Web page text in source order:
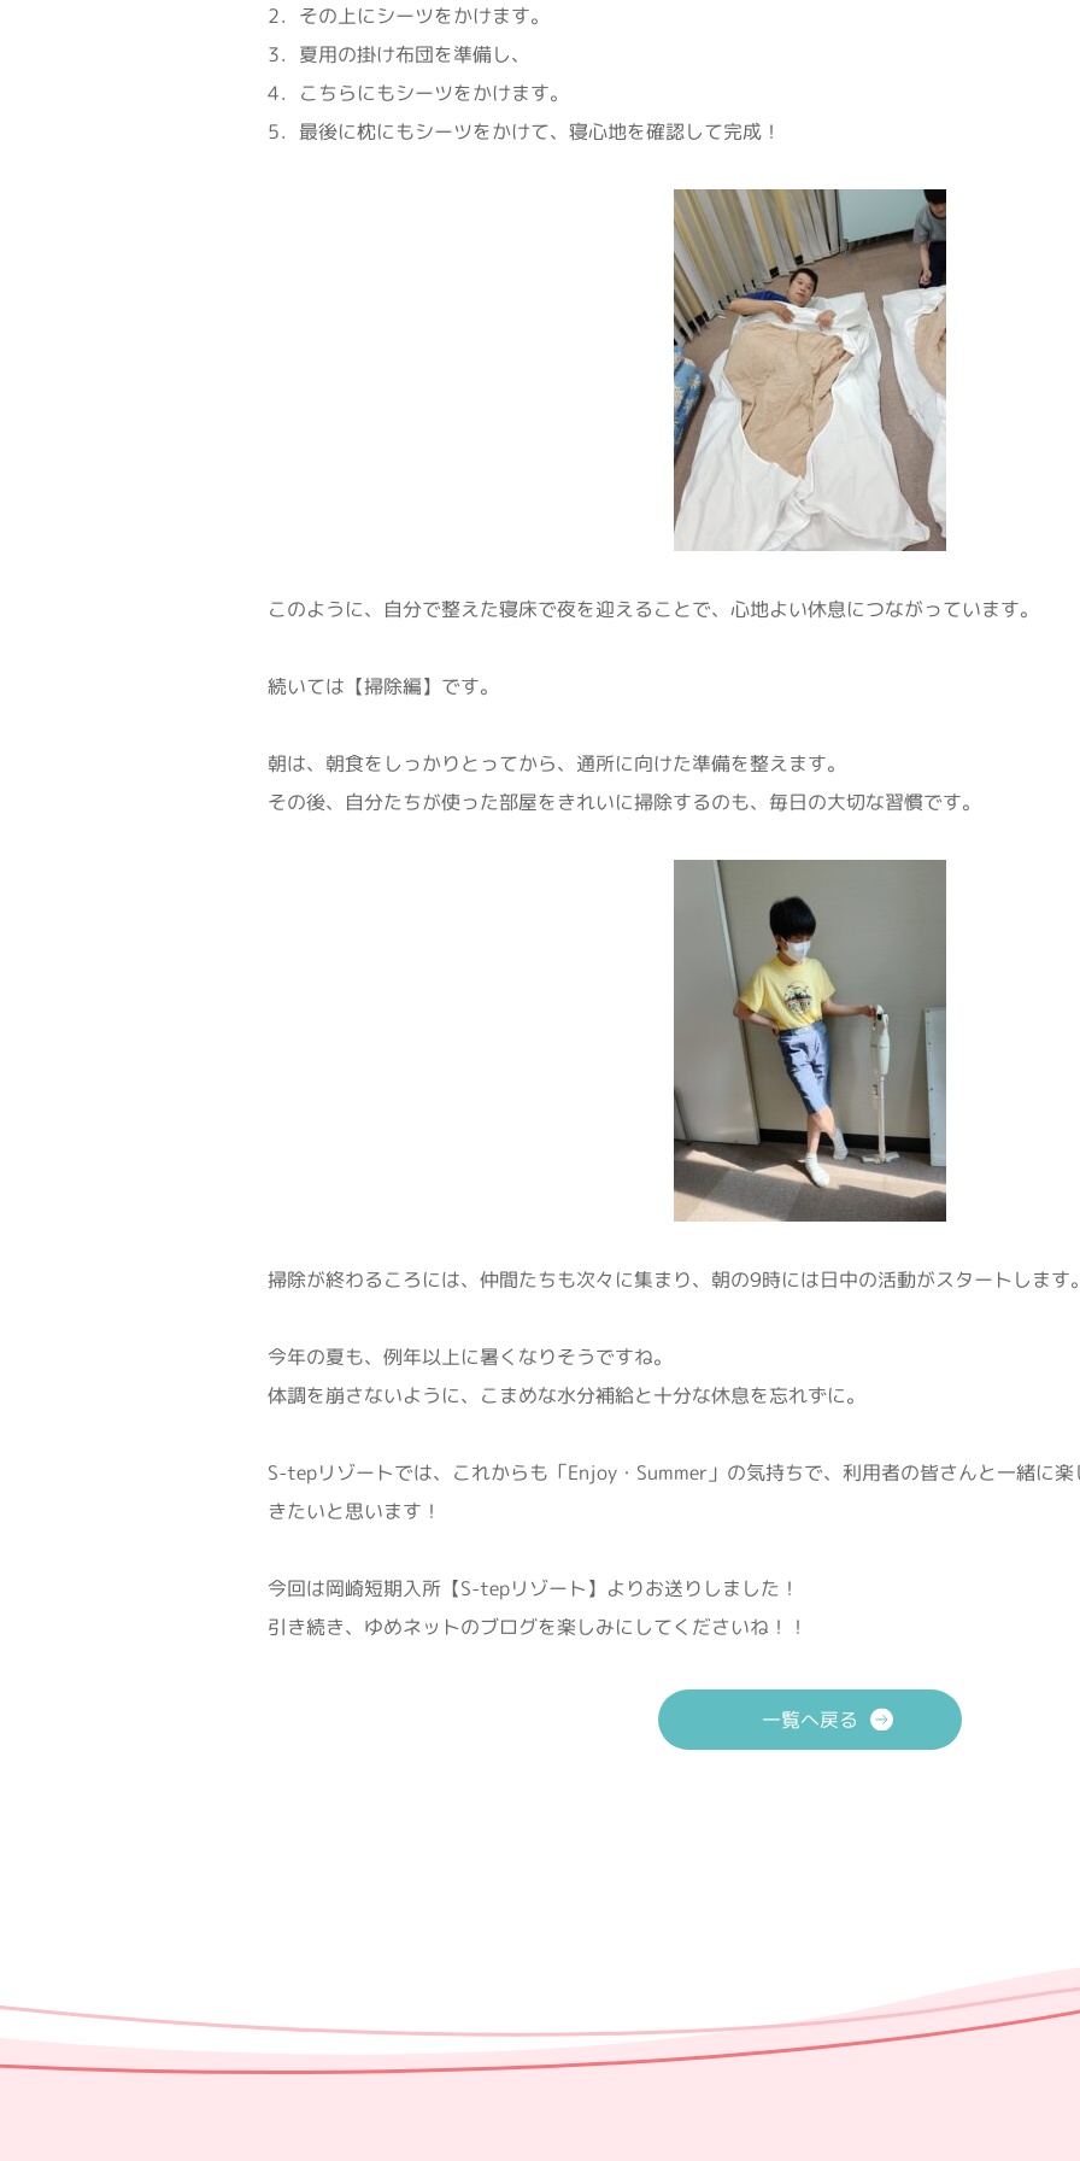
2．その上にシーツをかけます。
3．夏用の掛け布団を準備し、
4．こちらにもシーツをかけます。
5．最後に枕にもシーツをかけて、寝心地を確認して完成！
このように、自分で整えた寝床で夜を迎えることで、心地よい休息につながっています。
続いては【掃除編】です。
朝は、朝食をしっかりとってから、通所に向けた準備を整えます。
その後、自分たちが使った部屋をきれいに掃除するのも、毎日の大切な習慣です。
掃除が終わるころには、仲間たちも次々に集まり、朝の9時には日中の活動がスタートします。
今年の夏も、例年以上に暑くなりそうですね。
体調を崩さないように、こまめな水分補給と十分な休息を忘れずに。
S-tepリゾートでは、これからも「Enjoy・Summer」の気持ちで、利用者の皆さんと一緒に
きたいと思います！
今回は岡崎短期入所【S-tepリゾート】よりお送りしました！
引き続き、ゆめネットのブログを楽しみにしてくださいね！！
一覧へ戻る